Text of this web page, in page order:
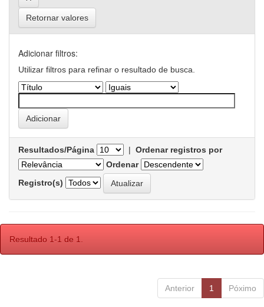
Retornar valores
Adicionar filtros:
Utilizar filtros para refinar o resultado de busca.
Resultados/Página | Ordenar registros por
Ordenar
Registro(s)
Resultado 1-1 de 1.
Anterior 1 Póximo